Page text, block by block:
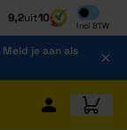
9,2uit10
Incl BTW
Inclusief
Meld je aan als